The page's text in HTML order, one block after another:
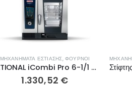
ΜΗΧΑΝΉΜΑΤΑ ΕΣΤΊΑΣΗΣ, ΦΟΎΡΝΟΙ
RATIONAL iCombi Pro 6-1/1 ηλεκτρικός CB1ERRA.0001238
1.330,52 €